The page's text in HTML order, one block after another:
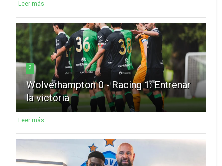
Leer más
3
Wolverhampton 0 - Racing 1: Entrenar
la victoria
Leer más